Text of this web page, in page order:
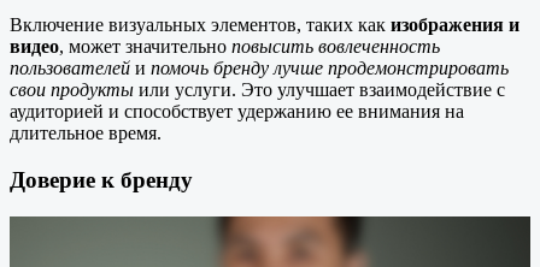
Включение визуальных элементов, таких как изображения и
видео, может значительно повысить вовлеченность
пользователей и помочь бренду лучше продемонстрировать
свои продукты или услуги. Это улучшает взаимодействие с
аудиторией и способствует удержанию ее внимания на
длительное время.
Доверие к бренду